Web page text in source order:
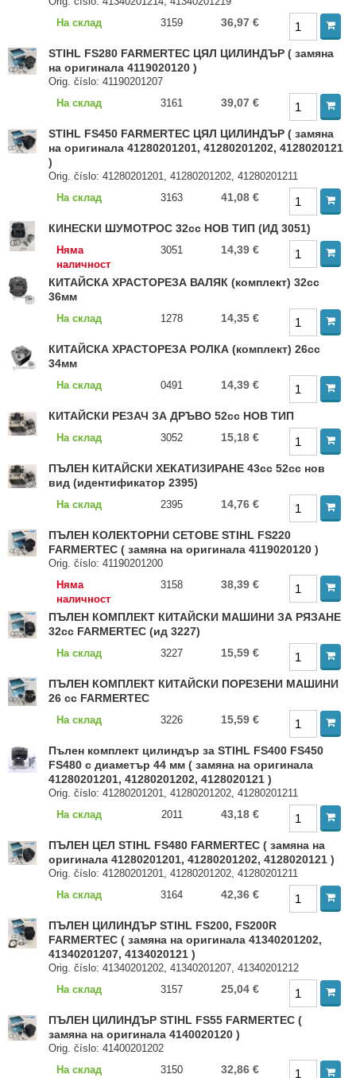
На склад
3159 36,97 €
STIHL FS280 FARMERTEC ЦЯЛ ЦИЛИНДЪР ( замяна
на оригинала 4119020120 )
Orig. číslo: 41190201207
На склад
3161 39,07 €
STIHL FS450 FARMERTEC ЦЯЛ ЦИЛИНДЪР ( замяна
на оригинала 41280201201, 41280201202, 4128020121
)
Orig. číslo: 41280201201, 41280201202, 41280201211
На склад
3163 41,08 €
КИНЕСКИ ШУМОТРОС 32cc НОВ ТИП (ИД 3051)
Няма
наличност
3051 14,39 €
КИТАЙСКА ХРАСТОРЕЗА ВАЛЯК (комплект) 32сс
36мм
На склад 1278 14,35 €
КИТАЙСКА ХРАСТОРЕЗА РОЛКА (комплект) 26сс
34мм
На склад 0491 14,39 €
КИТАЙСКИ РЕЗАЧ ЗА ДРЪВО 52cc НОВ ТИП
На склад 3052 15,18 €
ПЪЛЕН КИТАЙСКИ ХЕКАТИЗИРАНЕ 43cc 52cc нов
вид (идентификатор 2395)
На склад 2395 14,76 €
ПЪЛЕН КОЛЕКТОРНИ СЕТОВЕ STIHL FS220
FARMERTEC ( замяна на оригинала 4119020120 )
Orig. číslo: 41190201200
Няма
наличност
3158 38,39 €
ПЪЛЕН КОМПЛЕКТ КИТАЙСКИ МАШИНИ ЗА РЯЗАНЕ
32cc FARMERTEC (ид 3227)
На склад 3227 15,59 €
ПЪЛЕН КОМПЛЕКТ КИТАЙСКИ ПОРЕЗЕНИ МАШИНИ
26 cc FARMERTEC
На склад 3226 15,59 €
Пълен комплект цилиндър за STIHL FS400 FS450
FS480 с диаметър 44 мм ( замяна на оригинала
41280201201, 41280201202, 4128020121 )
Orig. číslo: 41280201201, 41280201202, 41280201211
На склад
2011 43,18 €
ПЪЛЕН ЦЕЛ STIHL FS480 FARMERTEC ( замяна на
оригинала 41280201201, 41280201202, 4128020121 )
Orig. číslo: 41280201201, 41280201202, 41280201211
На склад
3164 42,36 €
ПЪЛЕН ЦИЛИНДЪР STIHL FS200, FS200R
FARMERTEC ( замяна на оригинала 41340201202,
41340201207, 4134020121 )
Orig. číslo: 41340201202, 41340201207, 41340201212
На склад
3157 25,04 €
ПЪЛЕН ЦИЛИНДЪР STIHL FS55 FARMERTEC (
замяна на оригинала 4140020120 )
Orig. číslo: 41400201202
На склад
3150 32,86 €